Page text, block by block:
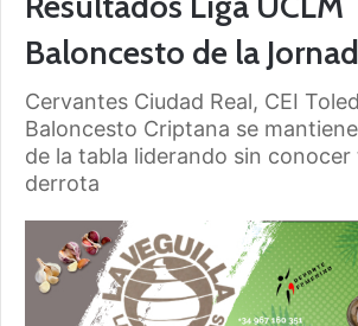
Baloncesto de la
Cervantes Ciudad Real, CEI
Baloncesto Criptana se
de la tabla liderando sin conocer
derrota